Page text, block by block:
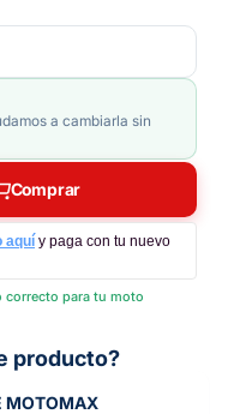
a cambiarla sin
Comprar
aquí y paga con tu nuevo
correcto para tu moto
producto?
MOTOMAX